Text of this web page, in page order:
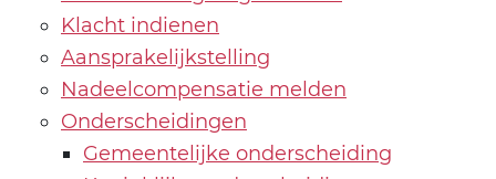
Klacht indienen
Aansprakelijkstelling
Nadeelcompensatie melden
Onderscheidingen
Gemeentelijke onderscheiding